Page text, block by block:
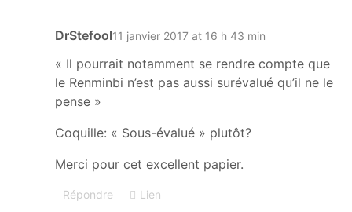
DrStefool11 janvier 2017 at 16 h 43 min
« Il pourrait notamment se rendre compte que
le Renminbi n’est pas aussi surévalué qu’il ne le
pense »
Coquille: « Sous-évalué » plutôt?
Merci pour cet excellent papier.
Répondre Lien